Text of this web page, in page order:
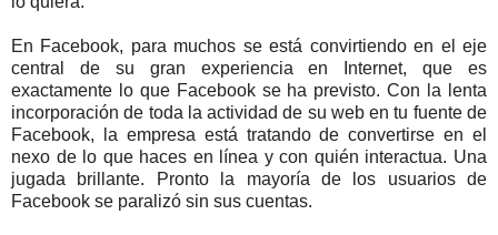
En Facebook, para muchos se está convirtiendo en el eje
central de su gran experiencia en Internet, que es
exactamente lo que Facebook se ha previsto. Con la lenta
incorporación de toda la actividad de su web en tu fuente de
Facebook, la empresa está tratando de convertirse en el
nexo de lo que haces en línea y con quién interactua. Una
jugada brillante. Pronto la mayoría de los usuarios de
Facebook se paralizó sin sus cuentas.